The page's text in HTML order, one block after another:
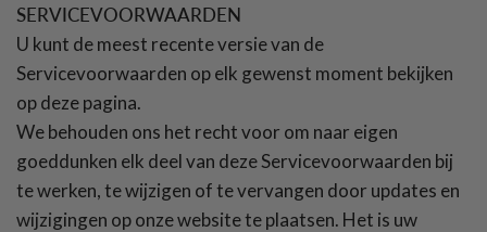
SERVICEVOORWAARDEN
U kunt de meest recente versie van de
Servicevoorwaarden op elk gewenst moment bekijken
op deze pagina.
We behouden ons het recht voor om naar eigen
goeddunken elk deel van deze Servicevoorwaarden bij
te werken, te wijzigen of te vervangen door updates en
wijzigingen op onze website te plaatsen. Het is uw